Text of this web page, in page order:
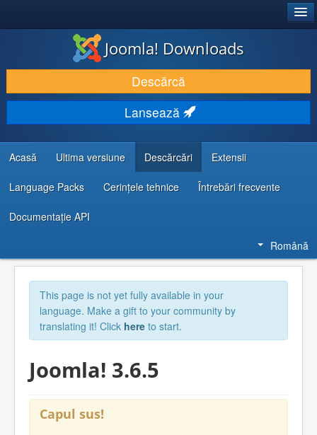
DESCARCĂ & ȘI EXTINDE
DESCOPERĂ & ÎNVAȚĂ
COMUNITATE & SUPORT
RESURSE DEZVOLTATORI
Joomla! Downloads
Descărcă
Lansează
Acasă Ultima versiune Descărcări Extensii
Language Packs Cerințele tehnice Întrebări frecvente
Documentaţie API
Română
This page is not yet fully available in your
language. Make a gift to your community by
translating it! Click here to start.
Joomla! 3.6.5
Capul sus!